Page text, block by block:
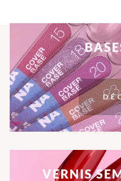
VERNIS